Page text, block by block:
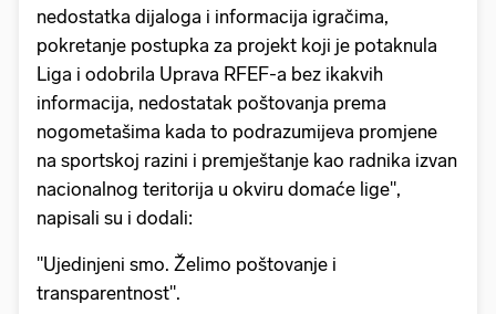
nedostatka dijaloga i informacija igračima,
pokretanje postupka za projekt koji je potaknula
Liga i odobrila Uprava RFEF-a bez ikakvih
informacija, nedostatak poštovanja prema
nogometašima kada to podrazumijeva promjene
na sportskoj razini i premještanje kao radnika izvan
nacionalnog teritorija u okviru domaće lige",
napisali su i dodali:
"Ujedinjeni smo. Želimo poštovanje i
transparentnost".